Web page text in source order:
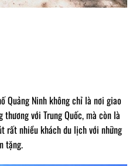
Quảng Ninh không chỉ là nơi giao
với Trung Quốc, mà còn là
rất nhiều khách du lịch với những
tặng.